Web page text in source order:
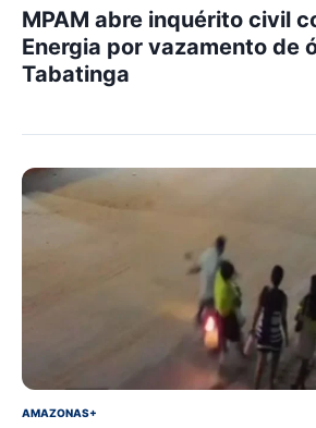
MPAM abre inquérito civil
Energia por vazamento de
Tabatinga
AMAZONAS+